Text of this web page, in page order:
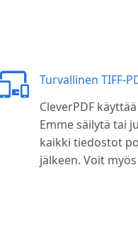
Turvallinen TIFF-
CleverPDF
Emme säilytä tai
kaikki tiedostot
jälkeen. Voit